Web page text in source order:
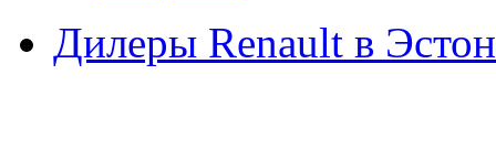
Дилеры Renault в